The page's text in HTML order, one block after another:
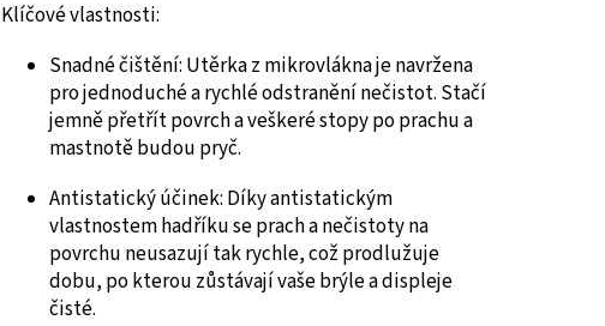
Klíčové vlastnosti:
Snadné čištění: Utěrka z mikrovlákna je navržena
pro jednoduché a rychlé odstranění nečistot. Stačí
jemně přetřít povrch a veškeré stopy po prachu a
mastnotě budou pryč.
Antistatický účinek: Díky antistatickým
vlastnostem hadříku se prach a nečistoty na
povrchu neusazují tak rychle, což prodlužuje
dobu, po kterou zůstávají vaše brýle a displeje
čisté.